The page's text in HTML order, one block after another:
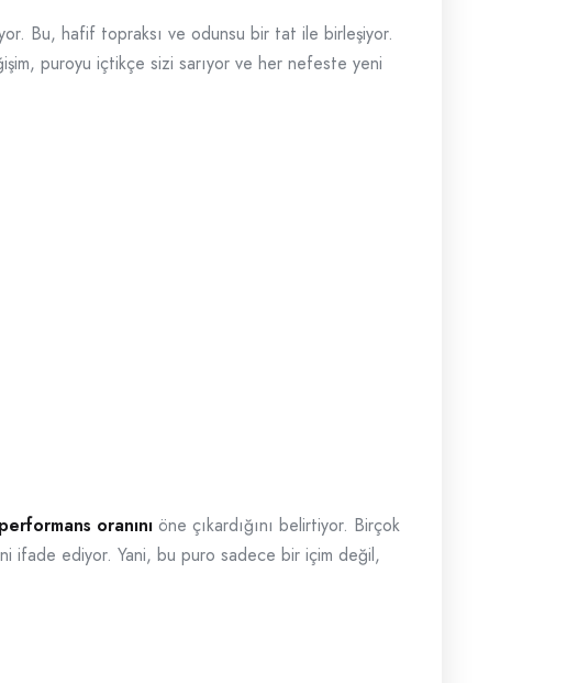
Bu, hafif topraksı ve odunsu bir tat ile birleşiyor.
puroyu içtikçe sizi sarıyor ve her nefeste yeni
oranını öne çıkardığını belirtiyor. Birçok
ifade ediyor. Yani, bu puro sadece bir içim değil,